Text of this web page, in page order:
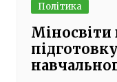
Політика
Міносвіти